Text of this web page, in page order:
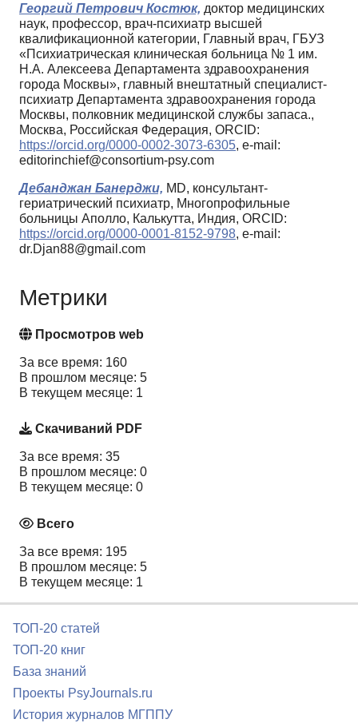
Георгий Петрович Костюк, доктор медицинских
наук, профессор, врач-психиатр высшей
квалификационной категории, Главный врач, ГБУЗ
«Психиатрическая клиническая больница № 1 им.
Н.А. Алексеева Департамента здравоохранения
города Москвы», главный внештатный специалист-
психиатр Департамента здравоохранения города
Москвы, полковник медицинской службы запаса.,
Москва, Российская Федерация, ORCID:
https://orcid.org/0000-0002-3073-6305, e-mail:
editorinchief@consortium-psy.com
Дебанджан Банерджи, MD, консультант-
гериатрический психиатр, Многопрофильные
больницы Аполло, Калькутта, Индия, ORCID:
https://orcid.org/0000-0001-8152-9798, e-mail:
dr.Djan88@gmail.com
Метрики
Просмотров web
За все время: 160
В прошлом месяце: 5
В текущем месяце: 1
Скачиваний PDF
За все время: 35
В прошлом месяце: 0
В текущем месяце: 0
Всего
За все время: 195
В прошлом месяце: 5
В текущем месяце: 1
ТОП-20 статей
ТОП-20 книг
База знаний
Проекты PsyJournals.ru
История журналов МГППУ